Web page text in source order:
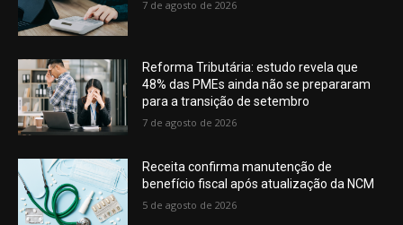
7 de agosto de 2026
Reforma Tributária: estudo revela que
48% das PMEs ainda não se prepararam
para a transição de setembro
7 de agosto de 2026
Receita confirma manutenção de
benefício fiscal após atualização da NCM
5 de agosto de 2026